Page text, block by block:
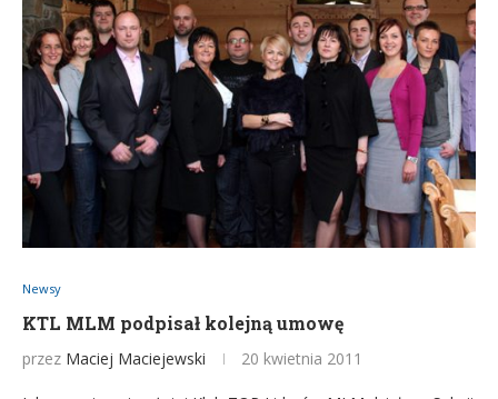
Newsy
KTL MLM podpisał kolejną umowę
przez Maciej Maciejewski 20 kwietnia 2011